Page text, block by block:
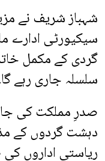
شہباز شریف نے
سیکیورٹی
گردی کے مکمل
سلسلہ جاری رہے
صدرِ مملکت کی
دہشت گردوں کے
ریاستی اداروں